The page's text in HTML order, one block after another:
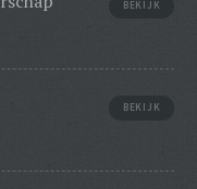
BEKIJK
BEKIJK